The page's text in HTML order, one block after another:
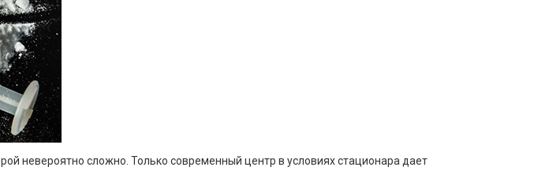
невероятно сложно. Только современный центр в условиях стационара дает